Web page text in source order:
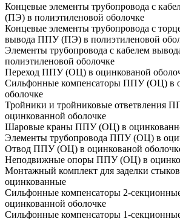
Концевые элементы трубопровода с
(ПЭ) в полиэтиленовой оболочке
Концевые элементы трубопровода с
вывода ППУ (ПЭ) в полиэтиленовой
Элементы трубопровода с кабелем
полиэтиленовой оболочке
Переход ППУ (ОЦ) в оцинкованой
Сильфонные компенсаторы ППУ (ОЦ) в
оболочке
Тройники и тройниковые ответвления
оцинкованной оболочке
Шаровые краны ППУ (ОЦ) в
Элементы трубопровода ППУ (ОЦ) в
Отвод ППУ (ОЦ) в оцинкованой
Неподвижные опоры ППУ (ОЦ) в
Монтажный комплект для заделки
оцинкованные
Сильфонные компенсаторы 2-
оцинкованной оболочке
Сильфонные компенсаторы 1-